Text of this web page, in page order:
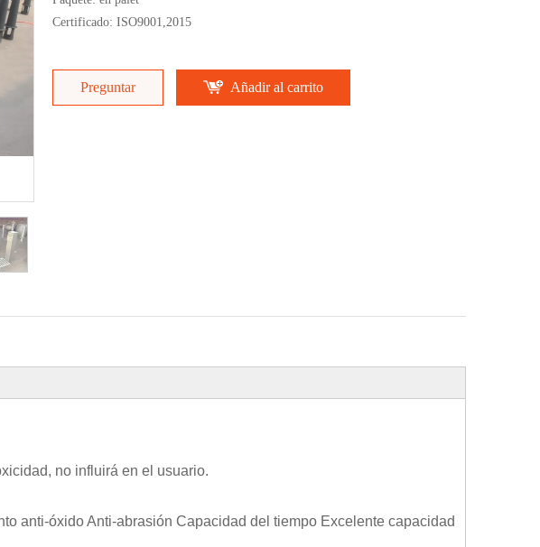
Certificado: ISO9001,2015
Preguntar Añadir al carrito
no influirá en el usuario.
anti-óxido Anti-abrasión Capacidad del tiempo Excelente capacidad